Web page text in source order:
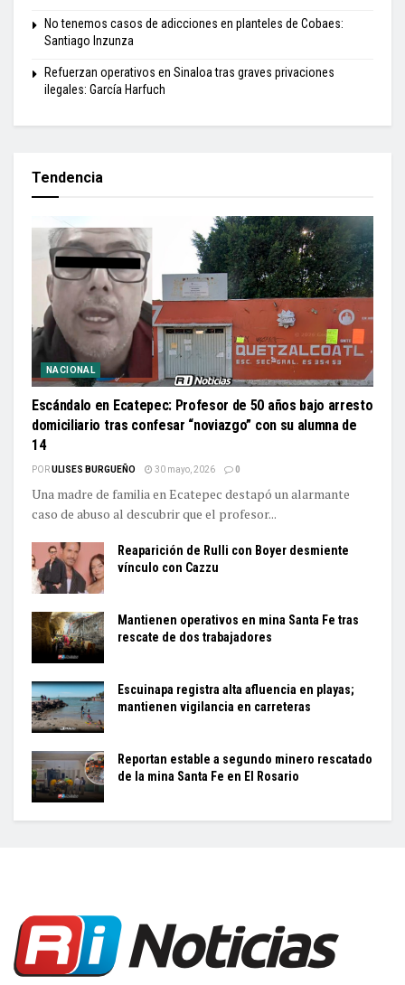
No tenemos casos de adicciones en planteles de Cobaes:
Santiago Inzunza
Refuerzan operativos en Sinaloa tras graves privaciones
ilegales: García Harfuch
Tendencia
NACIONAL
Escándalo en Ecatepec: Profesor de 50 años bajo arresto
domiciliario tras confesar “noviazgo” con su alumna de
14
PORULISES BURGUEÑO 30 mayo, 2026 0
Una madre de familia en Ecatepec destapó un alarmante
caso de abuso al descubrir que el profesor...
Reaparición de Rulli con Boyer desmiente
vínculo con Cazzu
Mantienen operativos en mina Santa Fe tras
rescate de dos trabajadores
Escuinapa registra alta afluencia en playas;
mantienen vigilancia en carreteras
Reportan estable a segundo minero rescatado
de la mina Santa Fe en El Rosario